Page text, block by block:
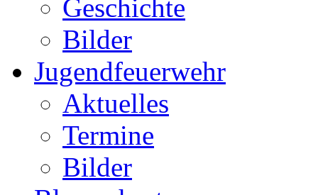
Geschichte
Bilder
Jugendfeuerwehr
Aktuelles
Termine
Bilder